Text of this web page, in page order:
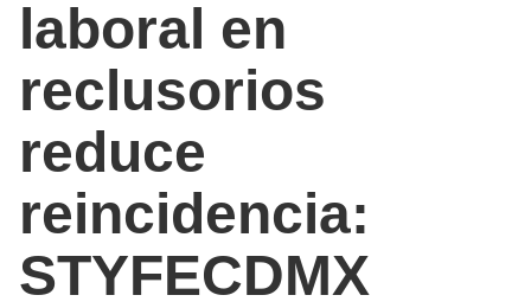
laboral en
reclusorios
reduce
reincidencia:
STYFECDMX